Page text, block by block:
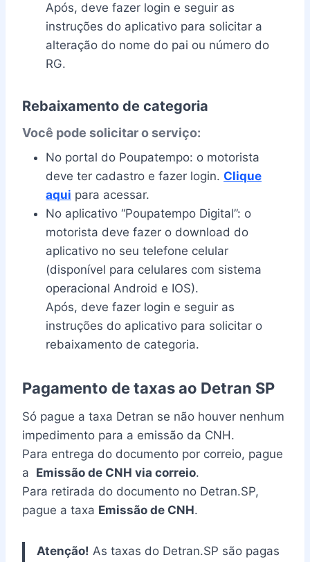
Após, deve fazer login e seguir as
instruções do aplicativo para solicitar a
alteração do nome do pai ou número do
RG.
Rebaixamento de categoria
Você pode solicitar o serviço:
No portal do Poupatempo: o motorista
deve ter cadastro e fazer login. Clique
aqui para acessar.
No aplicativo “Poupatempo Digital”: o
motorista deve fazer o download do
aplicativo no seu telefone celular
(disponível para celulares com sistema
operacional Android e IOS).
Após, deve fazer login e seguir as
instruções do aplicativo para solicitar o
rebaixamento de categoria.
Pagamento de taxas ao Detran SP
Só pague a taxa Detran se não houver nenhum
impedimento para a emissão da CNH.
Para entrega do documento por correio, pague
a Emissão de CNH via correio.
Para retirada do documento no Detran.SP,
pague a taxa Emissão de CNH.
Atenção! As taxas do Detran.SP são pagas